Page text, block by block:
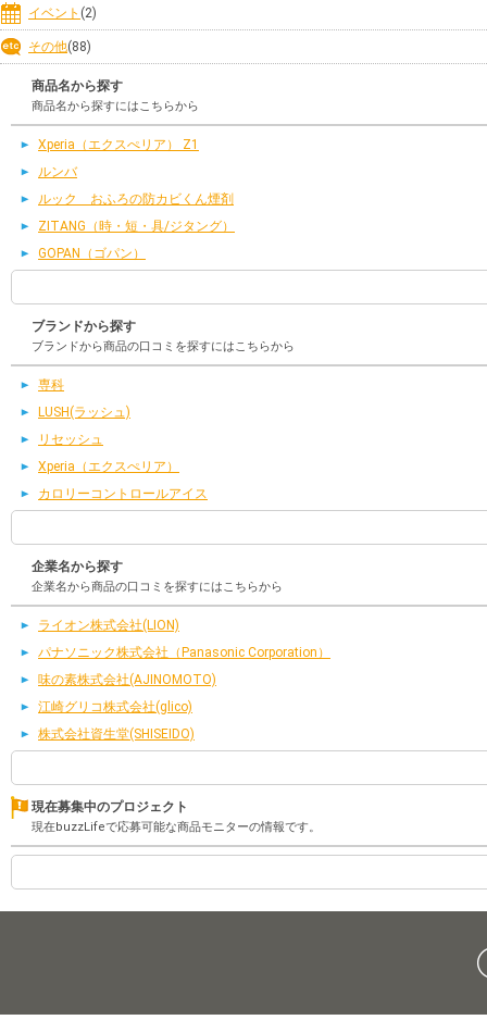
イベント (2)
その他(88)
商品名から探す
商品名から探すにはこちらから
Xperia（エクスぺリア） Z1
ルンバ
ルック おふろの防カビくん煙剤
ZITANG（時・短・具/ジタング）
GOPAN（ゴパン）
ブランドから探す
ブランドから商品の口コミを探すにはこちらから
専科
LUSH(ラッシュ)
リセッシュ
Xperia（エクスぺリア）
カロリーコントロールアイス
企業名から探す
企業名から商品の口コミを探すにはこちらから
ライオン株式会社(LION)
パナソニック株式会社（Panasonic Corporation）
味の素株式会社(AJINOMOTO)
江崎グリコ株式会社(glico)
株式会社資生堂(SHISEIDO)
現在募集中のプロジェクト
現在buzzLifeで応募可能な商品モニターの情報です。